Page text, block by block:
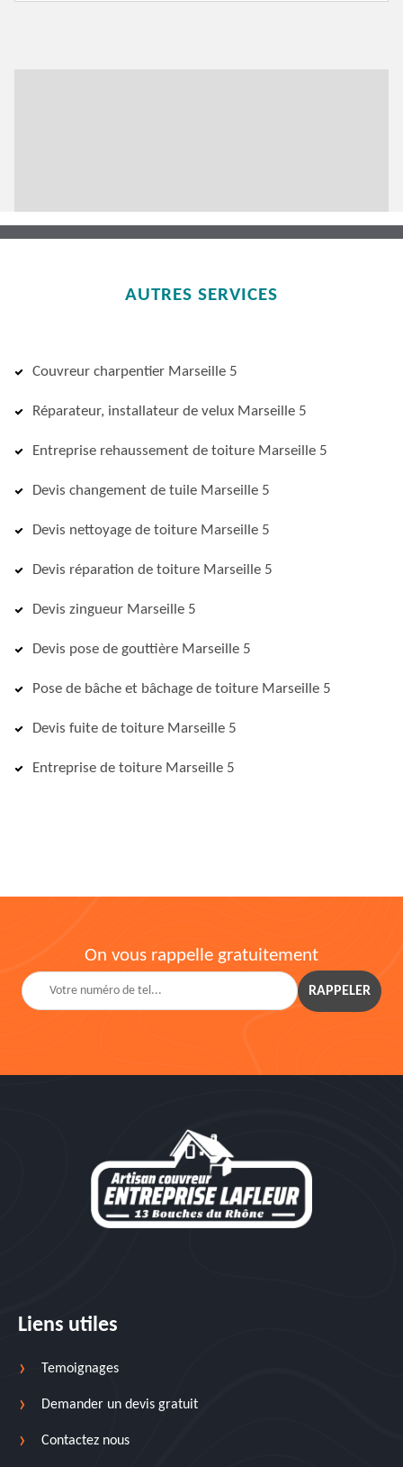
AUTRES SERVICES
Couvreur charpentier Marseille 5
Réparateur, installateur de velux Marseille 5
Entreprise rehaussement de toiture Marseille 5
Devis changement de tuile Marseille 5
Devis nettoyage de toiture Marseille 5
Devis réparation de toiture Marseille 5
Devis zingueur Marseille 5
Devis pose de gouttière Marseille 5
Pose de bâche et bâchage de toiture Marseille 5
Devis fuite de toiture Marseille 5
Entreprise de toiture Marseille 5
On vous rappelle gratuitement
Liens utiles
Temoignages
Demander un devis gratuit
Contactez nous